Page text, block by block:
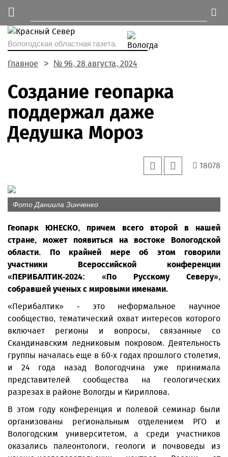
Вологодская областная газета.
Главное № 96, 28 августа, 2024
Создание геопарка
поддержал даже
Дедушка Мороз
18078
Фото Даниила Зинченко
Геопарк ЮНЕСКО, причем всего второй в нашей
стране, может появиться на востоке Вологодской
области. По крайней мере об этом говорили
участники Всероссийской конференции
«ПЕРИБАЛТИК-2024: «По Русскому Северу»,
собравшей ученых с мировыми именами.
«Перибалтик» - это неформальное научное
сообщество, тематический охват интересов которого
включает регионы и вопросы, связанные со
Скандинавским ледниковым покровом. Деятельность
группы началась еще в 60-х годах прошлого столетия,
и 24 года назад Вологодчина уже принимала
представителей сообщества на геологических
разрезах в районе Вологды и Кириллова.
В этом году конференция и полевой семинар были
организованы региональным отделением РГО и
Вологодским университетом, а среди участников
оказались палеонтологи, геологи и почвоведы из